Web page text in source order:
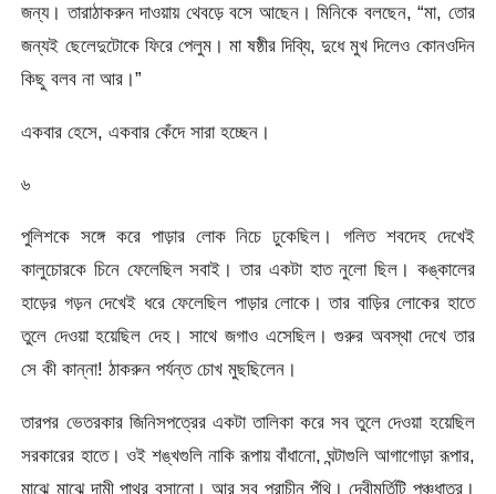
জন্য। তারাঠাকরুন দাওয়ায় থেবড়ে বসে আছেন। মিনিকে বলছেন, “মা, তোর
জন্যই ছেলেদুটোকে ফিরে পেলুম। মা ষষ্ঠীর দিব্যি, দুধে মুখ দিলেও কোনওদিন
কিছু বলব না আর।”
একবার হেসে, একবার কেঁদে সারা হচ্ছেন।
৬
পুলিশকে সঙ্গে করে পাড়ার লোক নিচে ঢুকেছিল। গলিত শবদেহ দেখেই
কালুচোরকে চিনে ফেলেছিল সবাই। তার একটা হাত নুলো ছিল। কঙ্কালের
হাড়ের গড়ন দেখেই ধরে ফেলেছিল পাড়ার লোকে। তার বাড়ির লোকের হাতে
তুলে দেওয়া হয়েছিল দেহ। সাথে জগাও এসেছিল। গুরুর অবস্থা দেখে তার
সে কী কান্না! ঠাকরুন পর্যন্ত চোখ মুছছিলেন।
তারপর ভেতরকার জিনিসপত্রের একটা তালিকা করে সব তুলে দেওয়া হয়েছিল
সরকারের হাতে। ওই শঙ্খগুলি নাকি রূপায় বাঁধানো, ঘন্টাগুলি আগাগোড়া রূপার,
মাঝে মাঝে দামী পাথর বসানো। আর সব প্রাচীন পুঁথি। দেবীমূর্তিটি পঞ্চধাতুর।